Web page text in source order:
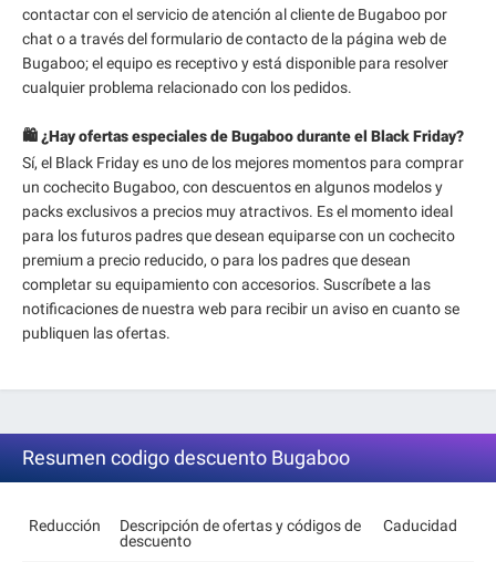
contactar con el servicio de atención al cliente de Bugaboo por
chat o a través del formulario de contacto de la página web de
Bugaboo; el equipo es receptivo y está disponible para resolver
cualquier problema relacionado con los pedidos.
🛍️ ¿Hay ofertas especiales de Bugaboo durante el Black Friday?
Sí, el Black Friday es uno de los mejores momentos para comprar
un cochecito Bugaboo, con descuentos en algunos modelos y
packs exclusivos a precios muy atractivos. Es el momento ideal
para los futuros padres que desean equiparse con un cochecito
premium a precio reducido, o para los padres que desean
completar su equipamiento con accesorios. Suscríbete a las
notificaciones de nuestra web para recibir un aviso en cuanto se
publiquen las ofertas.
Resumen codigo descuento Bugaboo
Reducción
Descripción de ofertas y códigos de
descuento
Caducidad